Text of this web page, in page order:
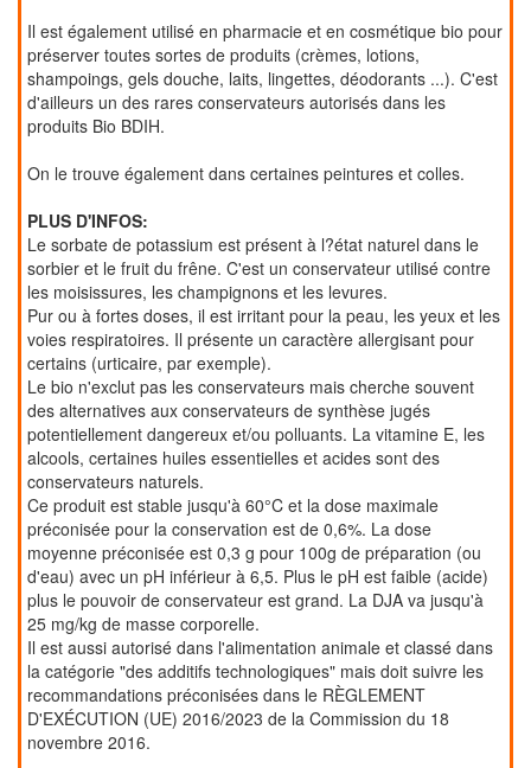
Il est également utilisé en pharmacie et en cosmétique bio pour
préserver toutes sortes de produits (crèmes, lotions,
shampoings, gels douche, laits, lingettes, déodorants ...). C'est
d'ailleurs un des rares conservateurs autorisés dans les
produits Bio BDIH.
On le trouve également dans certaines peintures et colles.
PLUS D'INFOS:
Le sorbate de potassium est présent à l?état naturel dans le
sorbier et le fruit du frêne. C'est un conservateur utilisé contre
les moisissures, les champignons et les levures.
Pur ou à fortes doses, il est irritant pour la peau, les yeux et les
voies respiratoires. Il présente un caractère allergisant pour
certains (urticaire, par exemple).
Le bio n'exclut pas les conservateurs mais cherche souvent
des alternatives aux conservateurs de synthèse jugés
potentiellement dangereux et/ou polluants. La vitamine E, les
alcools, certaines huiles essentielles et acides sont des
conservateurs naturels.
Ce produit est stable jusqu'à 60°C et la dose maximale
préconisée pour la conservation est de 0,6%. La dose
moyenne préconisée est 0,3 g pour 100g de préparation (ou
d'eau) avec un pH inférieur à 6,5. Plus le pH est faible (acide)
plus le pouvoir de conservateur est grand. La DJA va jusqu'à
25 mg/kg de masse corporelle.
Il est aussi autorisé dans l'alimentation animale et classé dans
la catégorie "des additifs technologiques" mais doit suivre les
recommandations préconisées dans le RÈGLEMENT
D'EXÉCUTION (UE) 2016/2023 de la Commission du 18
novembre 2016.